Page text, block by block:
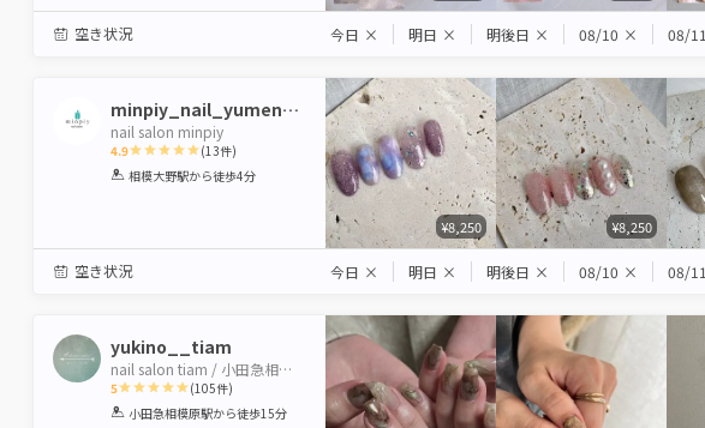
空き状況 今日 × 明日 × 明後日 × 08/10 × 08/11
minpiy_nail_yumenom
nail salon minpiy
4.9
1 2 3 4 5
(13件)
相模大野駅から徒歩4分
¥8,250 ¥8,250
空き状況 今日 × 明日 × 明後日 × 08/10 × 08/11
yukino__tiam
nail salon tiam / 小田急相模原
5
1 2 3 4 5
(105件)
小田急相模原駅から徒歩15分